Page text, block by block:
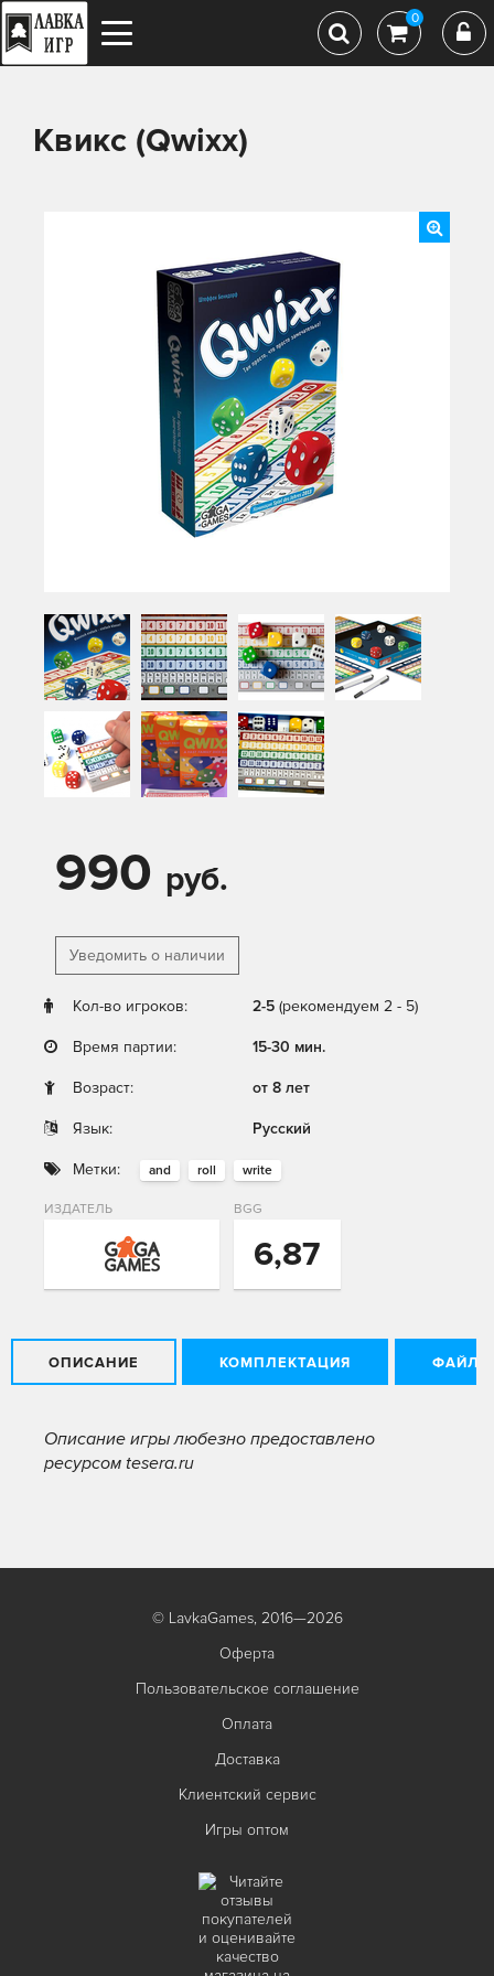
0
Квикс (Qwixx)
990 руб.
Уведомить о наличии
Кол-во игроков: 2-5 (рекомендуем 2 - 5)
Время партии: 15-30 мин.
Возраст: от 8 лет
Язык: Русский
Метки: and roll write
ИЗДАТЕЛЬ BGG
6,87
ОПИСАНИЕ КОМПЛЕКТАЦИЯ ФАЙЛЫ
Описание игры любезно предоставлено
ресурсом tesera.ru
© LavkaGames, 2016—2026
Оферта
Пользовательское соглашение
Оплата
Доставка
Клиентский сервис
Игры оптом